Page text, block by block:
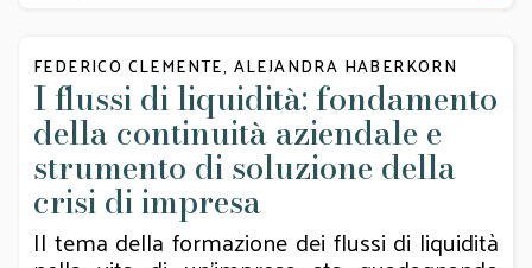
FEDERICO CLEMENTE, ALEJANDRA HABERKORN
I flussi di liquidità: fondamento
della continuità aziendale e
strumento di soluzione della
crisi di impresa
Il tema della formazione dei flussi di liquidità